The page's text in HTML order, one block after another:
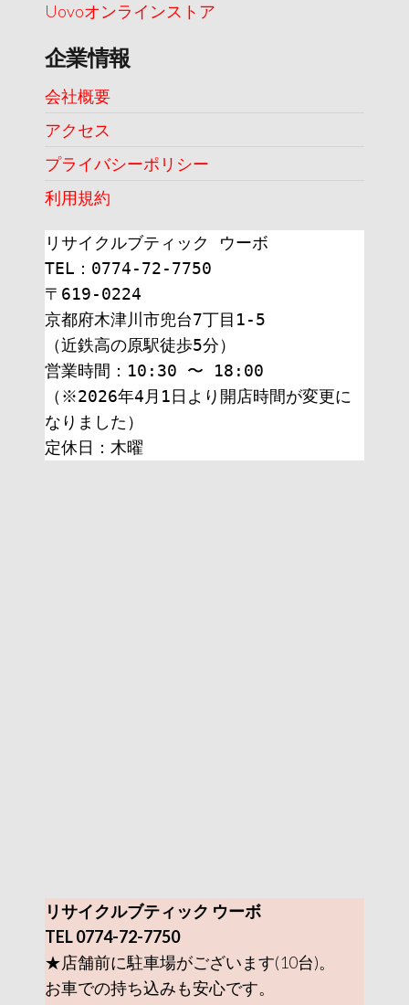
Uovoオンラインストア
企業情報
会社概要
アクセス
プライバシーポリシー
利用規約
リサイクルブティック ウーボ
TEL：0774-72-7750
〒619-0224
京都府木津川市兜台7丁目1-5
（近鉄高の原駅徒歩5分）
営業時間：10:30 〜 18:00
（※2026年4月1日より開店時間が変更に
なりました）
定休日：木曜
リサイクルブティック ウーボ
TEL 0774-72-7750
★店舗前に駐車場がございます(10台)。
お車での持ち込みも安心です。